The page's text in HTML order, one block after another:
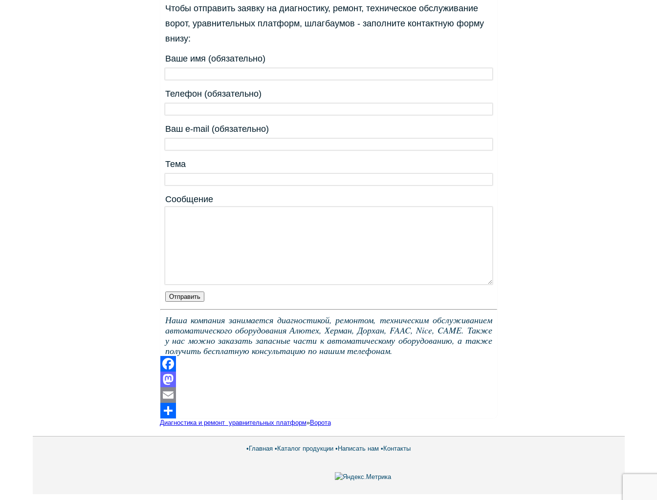
Чтобы отправить заявку на диагностику, ремонт, техническое обслуживание
ворот, уравнительных платформ, шлагбаумов - заполните контактную форму
внизу:
Ваше имя (обязательно)
Телефон (обязательно)
Ваш e-mail (обязательно)
Тема
Сообщение
Наша компания занимается диагностикой, ремонтом, техническим обслуживанием
автоматического оборудования Алютех, Херман, Дорхан, FAAC, Nice, CAME. Также
у нас можно заказать запасные части к автоматическому оборудованию, а также
получить бесплатную консультацию по нашим телефонам.
Facebook
Mastodon
Email
Отправить
Диагностика и ремонт уравнительных платформ»Ворота
• Главная • Каталог продукции • Написать нам • Контакты